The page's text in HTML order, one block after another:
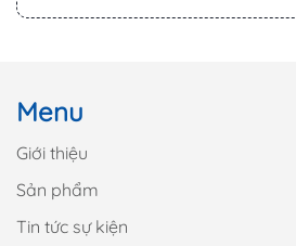
RỰC LỬA AMAZING RACE TẠI CỐ ĐÔ:
CỐT LÕI BẰNG TINH THẦN NGƯỜI